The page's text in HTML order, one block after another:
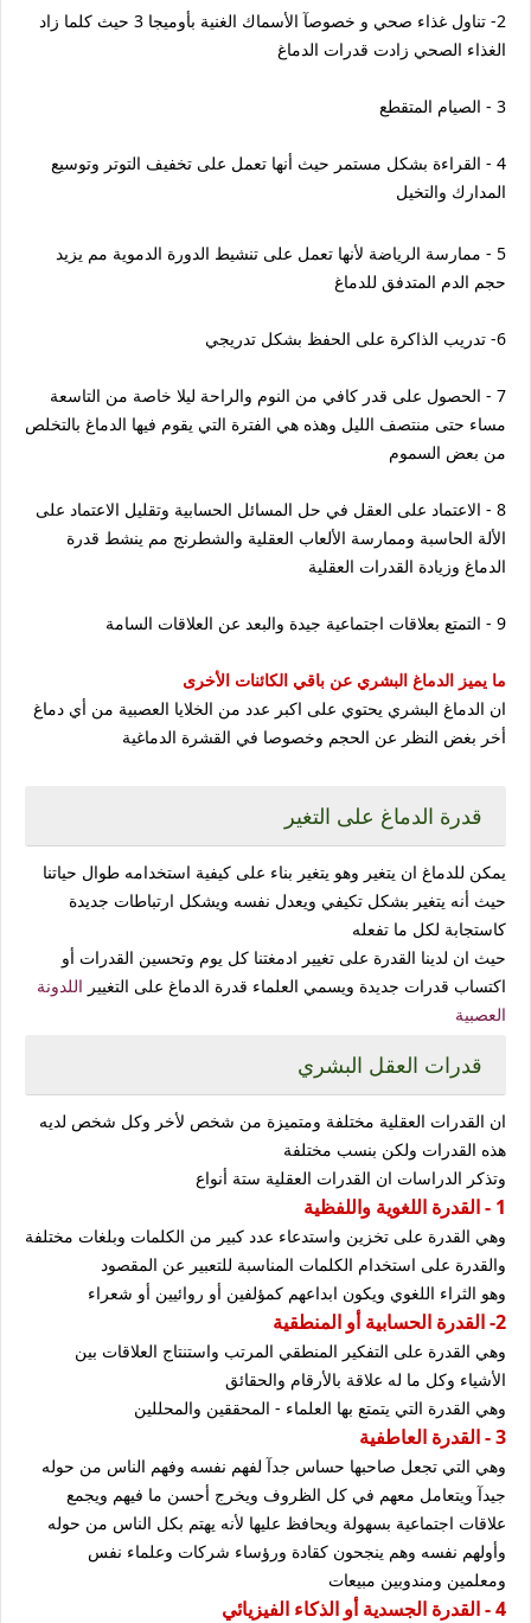
2- تناول غذاء صحي و خصوصآ الأسماك الغنية بأوميجا 3 حيث كلما زاد
الغذاء الصحي زادت قدرات الدماغ
3 - الصيام المتقطع
4 - القراءة بشكل مستمر حيث أنها تعمل على تخفيف التوتر وتوسيع
المدارك والتخيل
5 - ممارسة الرياضة لأنها تعمل على تنشيط الدورة الدموية مم يزيد
حجم الدم المتدفق للدماغ
6- تدريب الذاكرة على الحفظ بشكل تدريجي
7 - الحصول على قدر كافي من النوم والراحة ليلا خاصة من التاسعة
مساء حتى منتصف الليل وهذه هي الفترة التي يقوم فيها الدماغ بالتخلص
من بعض السموم
8 - الاعتماد على العقل في حل المسائل الحسابية وتقليل الاعتماد على
الألة الحاسبة وممارسة الألعاب العقلية والشطرنج مم ينشط قدرة
الدماغ وزيادة القدرات العقلية
9 - التمتع بعلاقات اجتماعية جيدة والبعد عن العلاقات السامة
ما يميز الدماغ البشري عن باقي الكائنات الأخرى
ان الدماغ البشري يحتوي على اكبر عدد من الخلايا العصبية من أي دماغ
أخر بغض النظر عن الحجم وخصوصا في القشرة الدماغية
قدرة الدماغ على التغير
يمكن للدماغ ان يتغير وهو يتغير بناء على كيفية استخدامه طوال حياتنا
حيث أنه يتغير بشكل تكيفي ويعدل نفسه ويشكل ارتباطات جديدة
كاستجابة لكل ما تفعله
حيث ان لدينا القدرة على تغيير ادمغتنا كل يوم وتحسين القدرات أو
اكتساب قدرات جديدة ويسمي العلماء قدرة الدماغ على التغيير اللدونة
العصبية
قدرات العقل البشري
ان القدرات العقلية مختلفة ومتميزة من شخص لأخر وكل شخص لديه
هذه القدرات ولكن بنسب مختلفة
وتذكر الدراسات ان القدرات العقلية ستة أنواع
1 - القدرة اللغوية واللفظية
وهي القدرة على تخزين واستدعاء عدد كبير من الكلمات وبلغات مختلفة
والقدرة على استخدام الكلمات المناسبة للتعبير عن المقصود
وهو الثراء اللغوي ويكون ابداعهم كمؤلفين أو روائيين أو شعراء
2- القدرة الحسابية أو المنطقية
وهي القدرة على التفكير المنطقي المرتب واستنتاج العلاقات بين
الأشياء وكل ما له علاقة بالأرقام والحقائق
وهي القدرة التي يتمتع بها العلماء - المحققين والمحللين
3 - القدرة العاطفية
وهي التي تجعل صاحبها حساس جدآ لفهم نفسه وفهم الناس من حوله
جيدآ ويتعامل معهم في كل الظروف ويخرج أحسن ما فيهم ويجمع
علاقات اجتماعية بسهولة ويحافظ عليها لأنه يهتم بكل الناس من حوله
وأولهم نفسه وهم ينجحون كقادة ورؤساء شركات وعلماء نفس
ومعلمين ومندوبين مبيعات
4 - القدرة الجسدية أو الذكاء الفيزيائي